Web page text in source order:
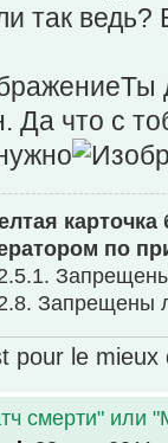
так ведь?
Ты
Да что с
карточка
по
Запрещены
pour le
смерти" или